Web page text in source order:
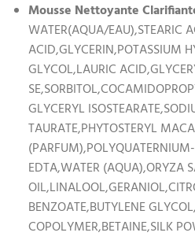
Mousse Nettoyante
WATER(AQUA/EAU),STEARIC
ACID,GLYCERIN,POTASSIUM
GLYCOL,LAURIC
GLYCERYL
TAURATE,PHYTOSTERYL
EDTA,WATER (AQUA),ORYZA
BENZOATE,BUTYLENE
COPOLYMER,BETAINE,SILK